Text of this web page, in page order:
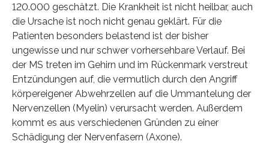
120.000 geschätzt. Die Krankheit ist nicht heilbar, auch
die Ursache ist noch nicht genau geklärt. Für die
Patienten besonders belastend ist der bisher
ungewisse und nur schwer vorhersehbare Verlauf. Bei
der MS treten im Gehirn und im Rückenmark verstreut
Entzündungen auf, die vermutlich durch den Angriff
körpereigener Abwehrzellen auf die Ummantelung der
Nervenzellen (Myelin) verursacht werden. Außerdem
kommt es aus verschiedenen Gründen zu einer
Schädigung der Nervenfasern (Axone).